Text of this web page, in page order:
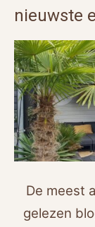
nieuwste
De meest
gelezen